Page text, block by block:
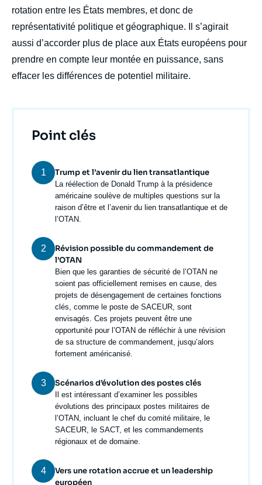
rotation entre les États membres, et donc de
représentativité politique et géographique. Il s’agirait
aussi d’accorder plus de place aux États européens pour
prendre en compte leur montée en puissance, sans
effacer les différences de potentiel militaire.
Titre
Point clés
1 Trump et l’avenir du lien transatlantique
Texte
courant
La réélection de Donald Trump à la présidence
américaine soulève de multiples questions sur la
raison d’être et l’avenir du lien transatlantique et de
l’OTAN.
2
Révision possible du commandement de
l’OTAN
Texte
courant
Bien que les garanties de sécurité de l’OTAN ne
soient pas officiellement remises en cause, des
projets de désengagement de certaines fonctions
clés, comme le poste de SACEUR, sont
envisagés. Ces projets peuvent être une
opportunité pour l’OTAN de réfléchir à une révision
de sa structure de commandement, jusqu’alors
fortement américanisé.
3 Scénarios d’évolution des postes clés
Texte
courant
Il est intéressant d’examiner les possibles
évolutions des principaux postes militaires de
l’OTAN, incluant le chef du comité militaire, le
SACEUR, le SACT, et les commandements
régionaux et de domaine.
4
Vers une rotation accrue et un leadership
européen